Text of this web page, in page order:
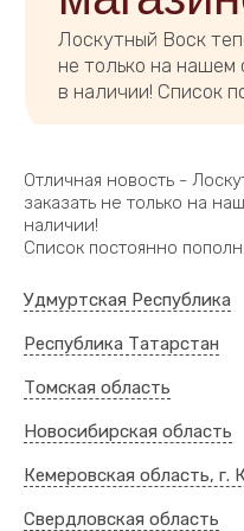
Отличная новость -
заказать не только на
наличии!
Список постоянно
Удмуртская Республика
Республика Татарстан
Томская область
Новосибирская область
Кемеровская область, г.
Свердловская область